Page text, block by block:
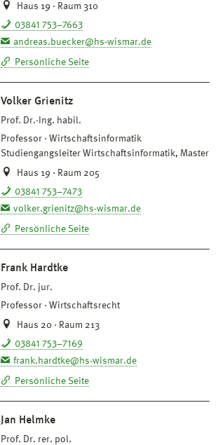
Haus 19 · Raum 310
03841 753–7663
andreas.buecker@hs-wismar.de
Persönliche Seite
Volker Grienitz
Prof. Dr.-Ing. habil.
Professor
Wirtschaftsinformatik
Studiengangsleiter Wirtschaftsinformatik, Master
Haus 19 · Raum 205
03841 753–7473
volker.grienitz@hs-wismar.de
Persönliche Seite
Frank Hardtke
Prof. Dr. jur.
Professor
Wirtschaftsrecht
Haus 20 · Raum 213
03841 753–7169
frank.hardtke@hs-wismar.de
Persönliche Seite
Jan Helmke
Prof. Dr. rer. pol.